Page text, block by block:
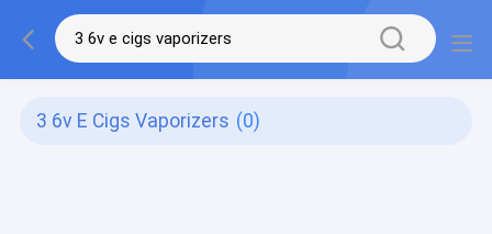
3 6v E Cigs Vaporizers (0)